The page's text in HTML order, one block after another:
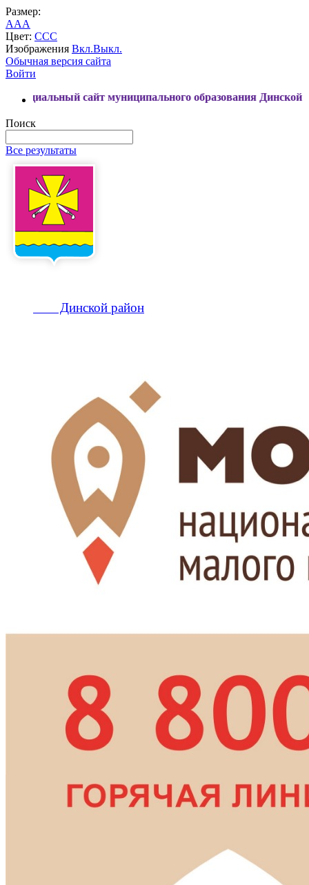
Размер:
AAA
Цвет: CCC
Изображения Вкл.Выкл.
Обычная версия сайта
Войти
сайт муниципального образования Динской район
Поиск
Все результаты
Динской район